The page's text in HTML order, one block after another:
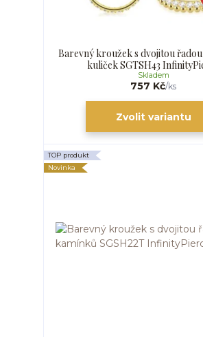
Barevný kroužek s dvojitou
kuliček SGTSH43
757 Kč/ks
Skladem
Zvolit variantu
TOP produkt
Novinka